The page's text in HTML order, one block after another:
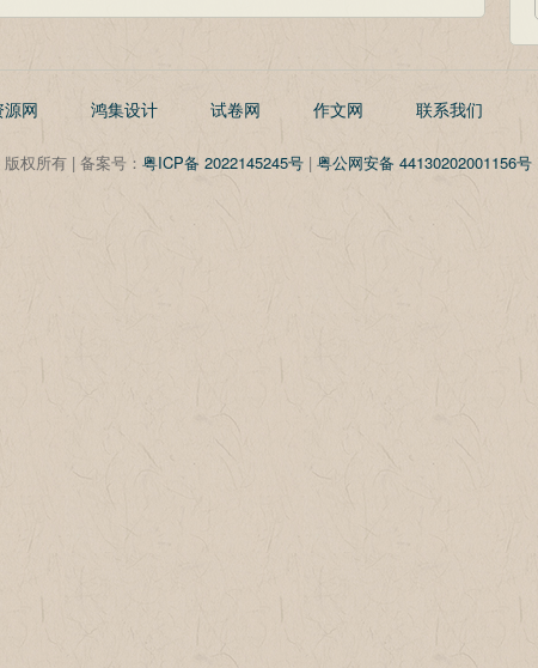
网 鸿集设计 试卷网 作文网 联系我们
权所有 | 备案号： 粤ICP备 2022145245号| 粤公网安备 44130202001156号